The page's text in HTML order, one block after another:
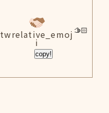
twrelative_emoj
i
copy!